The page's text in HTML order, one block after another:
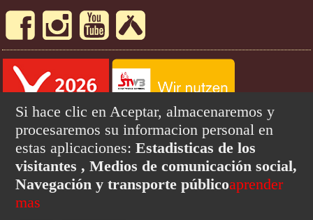
brasileiro/português
Si hace clic en Aceptar, almacenaremos y
procesaremos su informacion personal en
estas aplicaciones:Estadisticas de los
visitantes , Medios de comunicación social,
Navegación y transporte públicoaprender
mas